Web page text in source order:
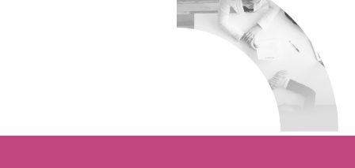
Le développement commercial